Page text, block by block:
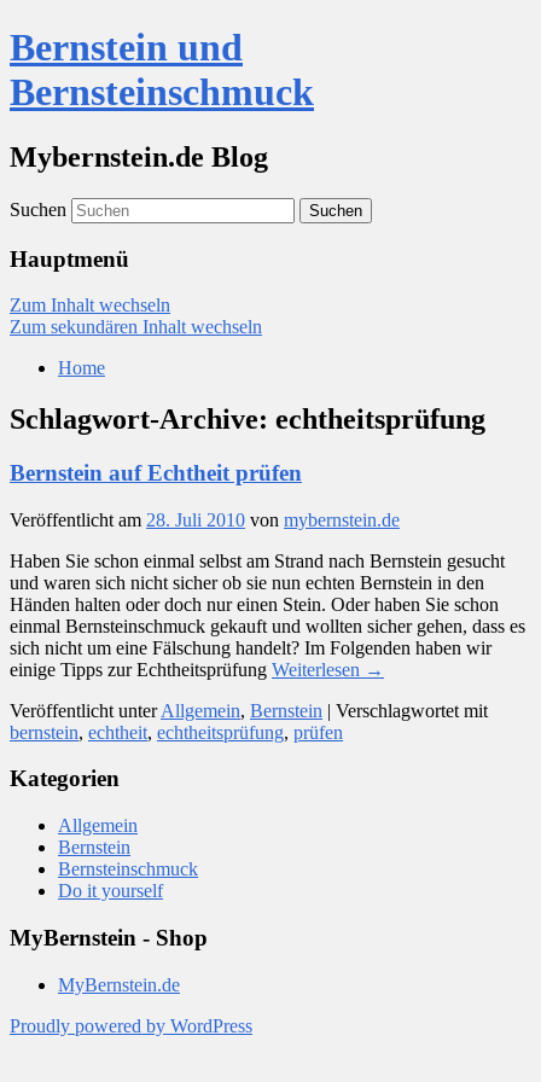
Bernstein und
Bernsteinschmuck
Mybernstein.de Blog
Suchen
Hauptmenü
Zum Inhalt wechseln
Zum sekundären Inhalt wechseln
Home
Schlagwort-Archive: echtheitsprüfung
Bernstein auf Echtheit prüfen
Veröffentlicht am 28. Juli 2010 von mybernstein.de
Haben Sie schon einmal selbst am Strand nach Bernstein gesucht
und waren sich nicht sicher ob sie nun echten Bernstein in den
Händen halten oder doch nur einen Stein. Oder haben Sie schon
einmal Bernsteinschmuck gekauft und wollten sicher gehen, dass es
sich nicht um eine Fälschung handelt? Im Folgenden haben wir
einige Tipps zur Echtheitsprüfung Weiterlesen →
Veröffentlicht unter Allgemein, Bernstein | Verschlagwortet mit
bernstein, echtheit, echtheitsprüfung, prüfen
Kategorien
Allgemein
Bernstein
Bernsteinschmuck
Do it yourself
MyBernstein - Shop
MyBernstein.de
Proudly powered by WordPress